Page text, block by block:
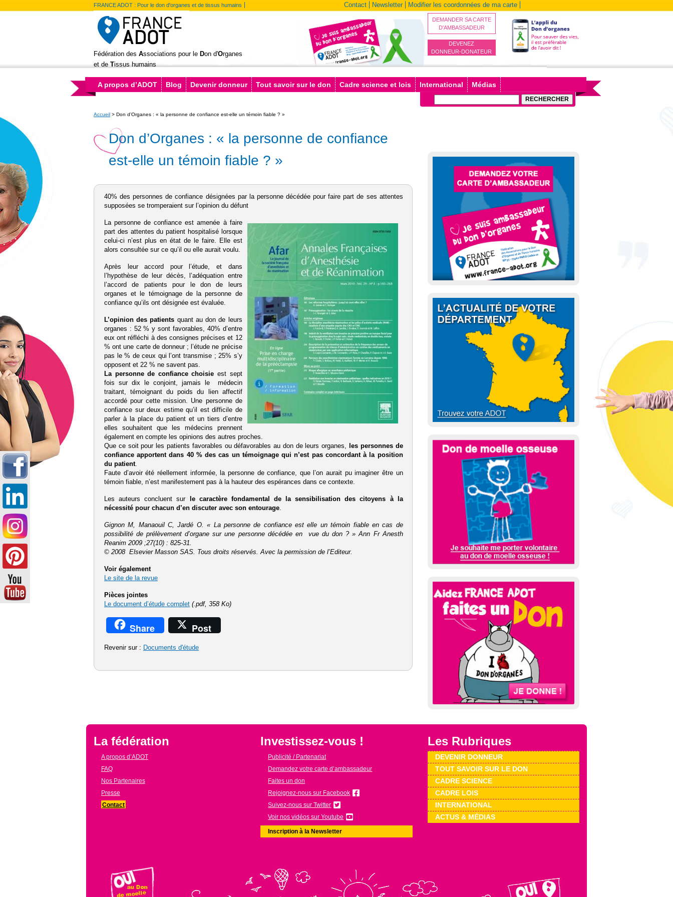
FRANCE ADOT : Pour le don d'organes et de tissus humains Contact Newsletter Modifier les coordonnées de ma carte
Fédération des Associations pour le Don d'Organes
et deTissus humains
DEMANDER SA CARTE
D'AMBASSADEUR
DEVENEZ
DONNEUR-DONATEUR
A propos d’ADOT Blog Devenir donneur Tout savoir sur le don Cadre science et lois International Médias
Accueil > Don d’Organes : « la personne de confiance est-elle un témoin fiable ? »
Don d’Organes : « la personne de confiance
est-elle un témoin fiable ? »
40% des personnes de confiance désignées par la personne décédée pour faire part de ses attentes
supposées se tromperaient sur l’opinion du défunt
La personne de confiance est amenée à faire
part des attentes du patient hospitalisé lorsque
celui-ci n’est plus en état de le faire. Elle est
alors consultée sur ce qu’il ou elle aurait voulu.
Après leur accord pour l’étude, et dans
l’hypothèse de leur décès, l’adéquation entre
l’accord de patients pour le don de leurs
organes et le témoignage de la personne de
confiance qu’ils ont désignée est évaluée.
L’opinion des patients quant au don de leurs
organes : 52 % y sont favorables, 40% d’entre
eux ont réfléchi à des consignes précises et 12
% ont une carte de donneur ; l’étude ne précise
pas le % de ceux qui l’ont transmise ; 25% s’y
opposent et 22 % ne savent pas.
La personne de confiance choisie est sept
fois sur dix le conjoint, jamais le médecin
traitant, témoignant du poids du lien affectif
accordé pour cette mission. Une personne de
confiance sur deux estime qu’il est difficile de
parler à la place du patient et un tiers d’entre
elles souhaitent que les médecins prennent
également en compte les opinions des autres proches.
Que ce soit pour les patients favorables ou défavorables au don de leurs organes,
les personnes de
confiance apportent dans 40 % des cas un témoignage qui n’est pas concordant à la position
du patient
Faute d’avoir été réellement informée, la personne de confiance, que l’on aurait pu imaginer être un
témoin fiable, n’est manifestement pas à la hauteur des espérances dans ce contexte.
Les auteurs concluent sur
le caractère fondamental de la sensibilisation des citoyens à la
nécessité pour chacun d’en discuter avec son entourage
Gignon M, Manaouil C, Jardé O. « La personne de confiance est elle un témoin fiable en cas de
possibilité de prélèvement d’organe sur une personne décédée en vue du don ? » Ann Fr Anesth
Reanim 2009 ;27(10) : 825-31.
© 2008 Elsevier Masson SAS. Tous droits réservés. Avec la permission de l’Editeur.
Voir également
Le site de la revue
Pièces jointes
Le document d’étude complet (.pdf, 358 Ko)
Share Post
Revenir sur : Documents d'étude
La fédération
A propos d’ADOT
FAQ
Nos Partenaires
Presse
Contact
Investissez-vous !
Publicité / Partenariat
Demandez votre carte d’ambassadeur
Faites un don
Rejoignez-nous sur Facebook
Suivez-nous sur Twitter
Voir nos vidéos sur Youtube
Inscription à la Newsletter
Les Rubriques
DEVENIR DONNEUR
TOUT SAVOIR SUR LE DON
CADRE SCIENCE
CADRE LOIS
INTERNATIONAL
ACTUS & MÉDIAS